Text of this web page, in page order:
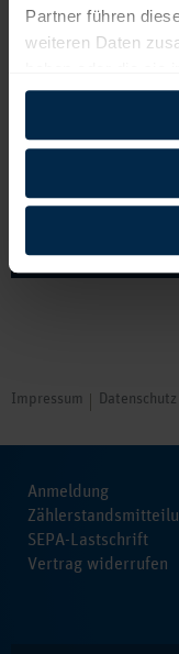
Partner führen
weiteren Daten
gesammelt haben.
Produkte anzeigen
Impressum Datenschutz
Anmeldung
SEPA-Lastschrift
Vertrag widerrufen